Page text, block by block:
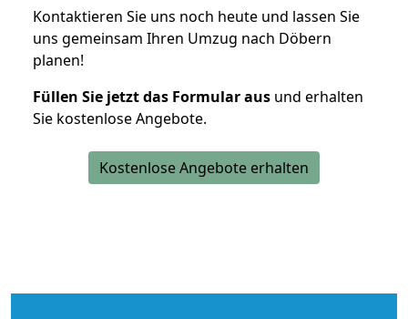
Kontaktieren Sie uns noch heute und lassen Sie
uns gemeinsam Ihren Umzug nach Döbern
planen!
Füllen Sie jetzt das Formular aus und erhalten
Sie kostenlose Angebote.
Kostenlose Angebote erhalten